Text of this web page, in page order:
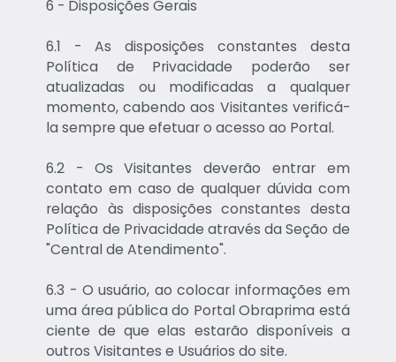
6 - Disposições Gerais
6.1 - As disposições constantes desta
Política de Privacidade poderão ser
atualizadas ou modificadas a qualquer
momento, cabendo aos Visitantes verificá-
la sempre que efetuar o acesso ao Portal.
6.2 - Os Visitantes deverão entrar em
contato em caso de qualquer dúvida com
relação às disposições constantes desta
Política de Privacidade através da Seção de
"Central de Atendimento".
6.3 - O usuário, ao colocar informações em
uma área pública do Portal Obraprima está
ciente de que elas estarão disponíveis a
outros Visitantes e Usuários do site.